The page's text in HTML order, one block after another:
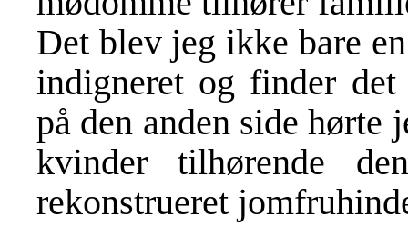
Det blev jeg ikke bare
indigneret og finder
på den anden side
kvinder tilhørende
rekonstrueret